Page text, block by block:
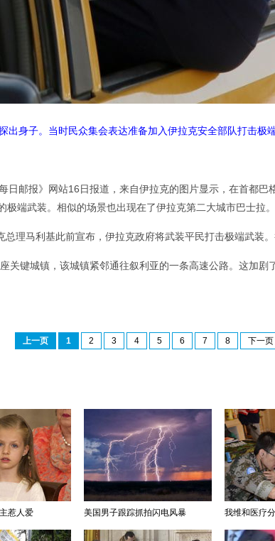
出身子。当时民众集会表达准备加入伊拉克安全部队打击极
日邮报》网站16日报道，来自伊拉克的图片显示，在首都
端武装。相似的场景也出现在了伊拉克第二大城市巴士拉。
理马利基此前宣布，伊拉克政府将武装平民打击极端武装。
关键城镇，该城镇紧邻通往叙利亚的一条高速公路。这加剧
上一页 1 2 3 4 5 6 7 8 下一页
惹人爱 美国男子跟踪抓拍闪电风暴 我维和医疗